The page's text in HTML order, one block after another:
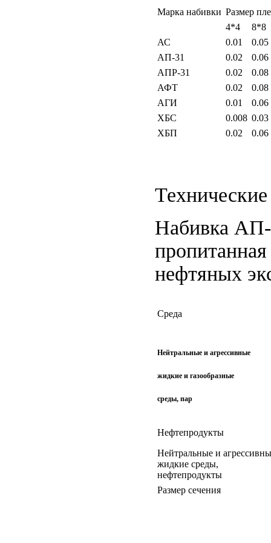
ЛП ГОСТ 5152-84;
ЛП ГОСТ 5152-
Марка набивки Размер
4*4
8*8
АС
0.01
0.05
АП-31
0.02
0.06
АПР-31
0.02
0.08
АФТ
0.02
0.08
АГИ
0.01
0.06
ХБС
0.008 0.03
ХБП
0.02 0.06
Набивка АП-
нефтяных
Среда
Нейтральные и агрессивные
жидкие и газообразные
среды, пар
Нефтепродукты
Нейтральные и
жидкие среды,
нефтепродукты
Размер сечения